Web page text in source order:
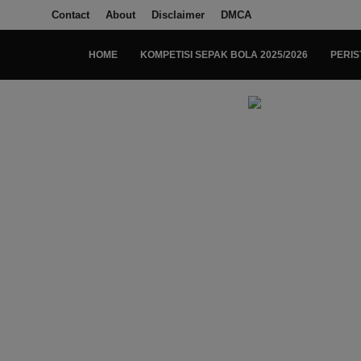
Contact About Disclaimer DMCA
HOME KOMPETISI SEPAK BOLA 2025/2026